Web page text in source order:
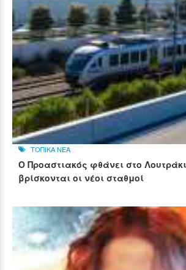
ΤΟΠΙΚΑ ΝΕΑ
Ο Προαστιακός φθάνει στο
βρίσκονται οι νέοι σταθμοί